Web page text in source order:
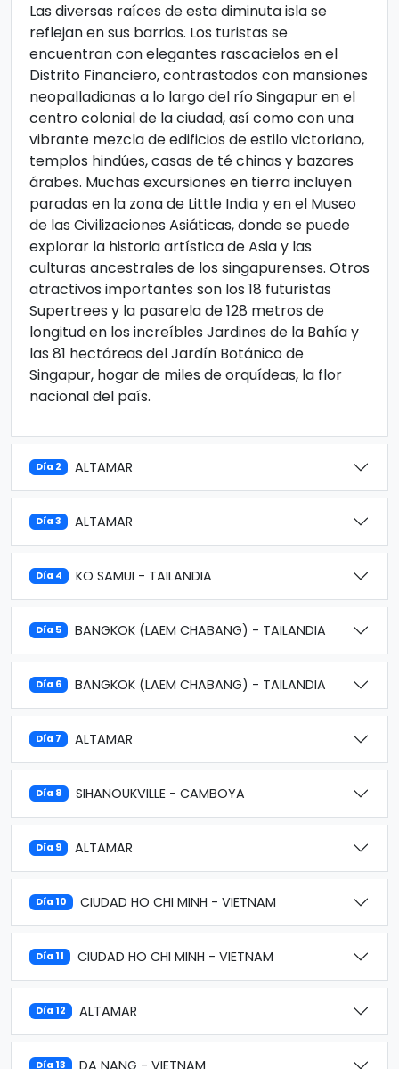
Las diversas raíces de esta diminuta isla se
reflejan en sus barrios. Los turistas se
encuentran con elegantes rascacielos en el
Distrito Financiero, contrastados con mansiones
neopalladianas a lo largo del río Singapur en el
centro colonial de la ciudad, así como con una
vibrante mezcla de edificios de estilo victoriano,
templos hindúes, casas de té chinas y bazares
árabes. Muchas excursiones en tierra incluyen
paradas en la zona de Little India y en el Museo
de las Civilizaciones Asiáticas, donde se puede
explorar la historia artística de Asia y las
culturas ancestrales de los singapurenses. Otros
atractivos importantes son los 18 futuristas
Supertrees y la pasarela de 128 metros de
longitud en los increíbles Jardines de la Bahía y
las 81 hectáreas del Jardín Botánico de
Singapur, hogar de miles de orquídeas, la flor
nacional del país.
Día 2 ALTAMAR
Día 3 ALTAMAR
Día 4 KO SAMUI - TAILANDIA
Día 5 BANGKOK (LAEM CHABANG) - TAILANDIA
Día 6 BANGKOK (LAEM CHABANG) - TAILANDIA
Día 7 ALTAMAR
Día 8 SIHANOUKVILLE - CAMBOYA
Día 9 ALTAMAR
Día 10 CIUDAD HO CHI MINH - VIETNAM
Día 11 CIUDAD HO CHI MINH - VIETNAM
Día 12 ALTAMAR
Día 13 DA NANG - VIETNAM